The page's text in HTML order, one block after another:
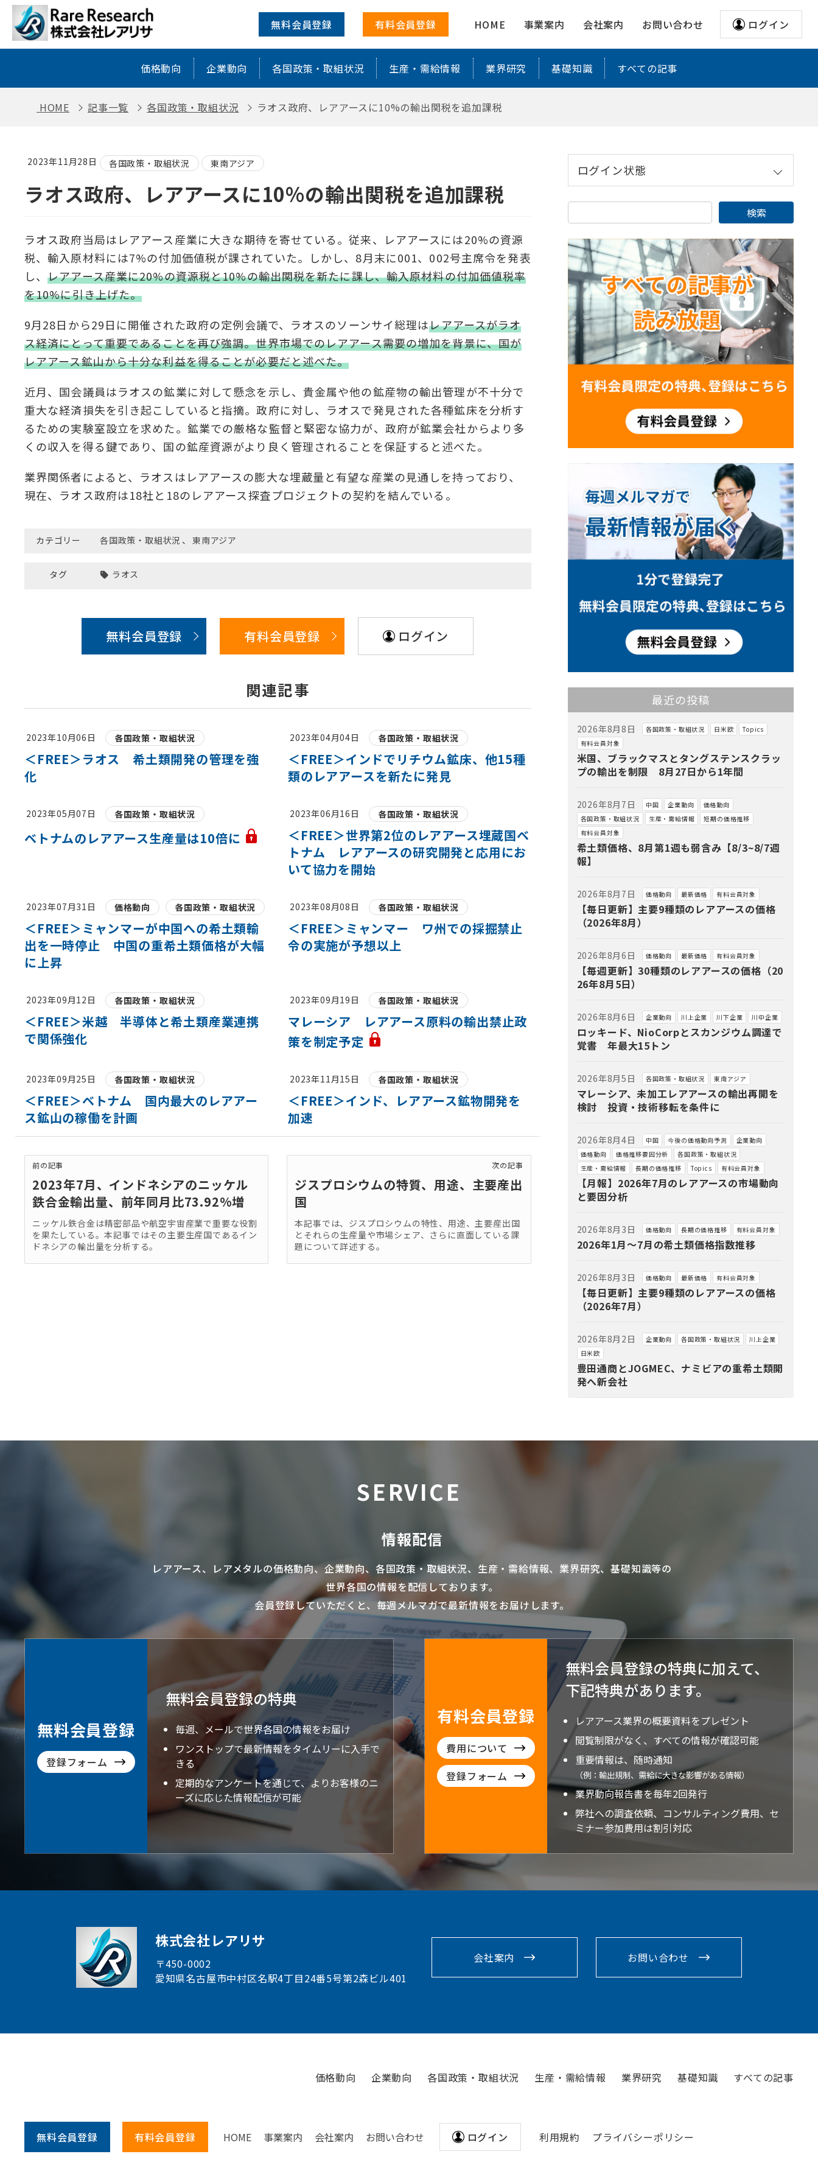
ラオス政府、レアアースに10%の輸出関税を追加課税 ｜ 株式会社レアリサ
無料会員登録 有料会員登録 HOME 事業案内 会社案内 お問い合わせ ログイン
価格動向 企業動向 各国政策・取組状況 生産・需給情報 業界研究 基礎知識 すべての記事
HOME 記事一覧 各国政策・取組状況 ラオス政府、レアアースに10%の輸出関税を追加課税
2023年11月28日 各国政策・取組状況 東南アジア
ラオス政府、レアアースに10%の輸出関税を追加課税
ラオス政府当局はレアアース産業に大きな期待を寄せている。従来、レアアースには20%の資源
税、輸入原材料には7%の付加価値税が課されていた。しかし、8月末に001、002号主席令を発表
し、レアアース産業に20%の資源税と10%の輸出関税を新たに課し、輸入原材料の付加価値税率
を10%に引き上げた。
9月28日から29日に開催された政府の定例会議で、ラオスのソーンサイ総理はレアアースがラオ
ス経済にとって重要であることを再び強調。世界市場でのレアアース需要の増加を背景に、国が
レアアース鉱山から十分な利益を得ることが必要だと述べた。
近月、国会議員はラオスの鉱業に対して懸念を示し、貴金属や他の鉱産物の輸出管理が不十分で
重大な経済損失を引き起こしていると指摘。政府に対し、ラオスで発見された各種鉱床を分析す
るための実験室設立を求めた。鉱業での厳格な監督と緊密な協力が、政府が鉱業会社からより多
くの収入を得る鍵であり、国の鉱産資源がより良く管理されることを保証すると述べた。
業界関係者によると、ラオスはレアアースの膨大な埋蔵量と有望な産業の見通しを持っており、
現在、ラオス政府は18社と18のレアアース探査プロジェクトの契約を結んでいる。
カテゴリー 各国政策・取組状況 、 東南アジア
タグ ラオス
無料会員登録 有料会員登録 ログイン
関連記事
2023年10月06日 各国政策・取組状況
＜FREE＞ラオス 希土類開発の管理を強
化
2023年04月04日 各国政策・取組状況
＜FREE＞インドでリチウム鉱床、他15種
類のレアアースを新たに発見
2023年05月07日 各国政策・取組状況
ベトナムのレアアース生産量は10倍に
2023年06月16日 各国政策・取組状況
＜FREE＞世界第2位のレアアース埋蔵国ベ
トナム レアアースの研究開発と応用にお
いて協力を開始
2023年07月31日 価格動向 各国政策・取組状況
＜FREE＞ミャンマーが中国への希土類輸
出を一時停止 中国の重希土類価格が大幅
に上昇
2023年08月08日 各国政策・取組状況
＜FREE＞ミャンマー ワ州での採掘禁止
令の実施が予想以上
2023年09月12日 各国政策・取組状況
＜FREE＞米越 半導体と希土類産業連携
で関係強化
2023年09月19日 各国政策・取組状況
マレーシア レアアース原料の輸出禁止政
策を制定予定
2023年09月25日 各国政策・取組状況
＜FREE＞ベトナム 国内最大のレアアー
ス鉱山の稼働を計画
2023年11月15日 各国政策・取組状況
＜FREE＞インド、レアアース鉱物開発を
加速
前の記事
2023年7月、インドネシアのニッケル
鉄合金輸出量、前年同月比73.92%増
ニッケル鉄合金は精密部品や航空宇宙産業で重要な役割
を果たしている。本記事ではその主要生産国であるイン
ドネシアの輸出量を分析する。
次の記事
ジスプロシウムの特質、用途、主要産出
国
本記事では、ジスプロシウムの特性、用途、主要産出国
とそれらの生産量や市場シェア、さらに直面している課
題について詳述する。
ログイン状態
最近の投稿
2026年8月8日 各国政策・取組状況 日米欧
Topics
有料会員対象
米国、ブラックマスとタングステンスクラッ
プの輸出を制限 8月27日から1年間
2026年8月7日 中国 企業動向
価格動向
各国政策・取組状況
生産・需給情報
短期の価格推移
有料会員対象
希土類価格、8月第1週も弱含み【8/3~8/7週
報】
2026年8月7日 価格動向 最新価格 有料会員対象
【毎日更新】主要9種類のレアアースの価格
（2026年8月）
2026年8月6日 価格動向 最新価格 有料会員対象
【毎週更新】30種類のレアアースの価格（20
26年8月5日）
2026年8月6日 企業動向 川上企業 川下企業 川中企業
ロッキード、NioCorpとスカンジウム調達で
覚書 年最大15トン
2026年8月5日 各国政策・取組状況 東南アジア
マレーシア、未加工レアアースの輸出再開を
検討 投資・技術移転を条件に
2026年8月4日 中国 今後の価格動向予測
企業動向
価格動向
価格推移要因分析
各国政策・取組状況
生産・需給情報
長期の価格推移 Topics 有料会員対象
【月報】2026年7月のレアアースの市場動向
と要因分析
2026年8月3日 価格動向 長期の価格推移 有料会員対象
2026年1月～7月の希土類価格指数推移
2026年8月3日 価格動向 最新価格 有料会員対象
【毎日更新】主要9種類のレアアースの価格
（2026年7月）
2026年8月2日 企業動向 各国政策・取組状況
川上企業
日米欧
豊田通商とJOGMEC、ナミビアの重希土類開
発へ新会社
SERVICE
情報配信
レアアース、 レアメタルの価格動向、企業動向、各国政策・取組状況、生産・需給情報、業界研究、基礎知識等の
世界各国の情報を配信しております。
会員登録していただくと、毎週メルマガで最新情報をお届けします。
無料会員登録
登録フォーム
無料会員登録の特典
毎週、メールで世界各国の情報をお届け
ワンストップで最新情報をタイムリーに入手で
きる
定期的なアンケートを通じて、よりお客様のニ
ーズに応じた情報配信が可能
有料会員登録
費用について
登録フォーム
無料会員登録の特典に加えて、
下記特典があります。
レアアース業界の概要資料をプレゼント
閲覧制限がなく、すべての情報が確認可能
重要情報は、随時通知
（例：輸出規制、需給に大きな影響がある情報）
業界動向報告書を毎年2回発行
弊社への調査依頼、コンサルティング費用、セ
ミナー参加費用は割引対応
株式会社レアリサ
〒450-0002
愛知県名古屋市中村区名駅4丁目24番5号第2森ビル401
会社案内 お問い合わせ
価格動向 企業動向 各国政策・取組状況 生産・需給情報 業界研究 基礎知識 すべての記事
無料会員登録 有料会員登録 HOME 事業案内 会社案内 お問い合わせ ログイン 利用規約 プライバシーポリシー